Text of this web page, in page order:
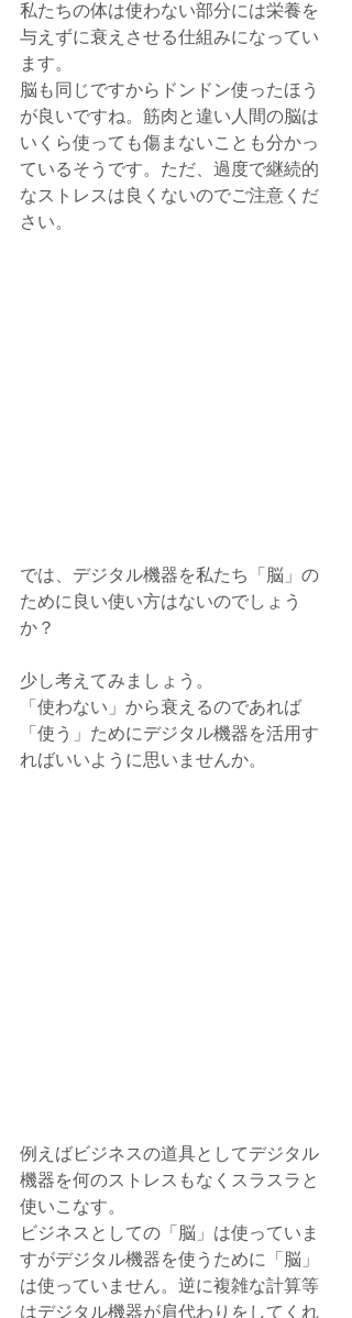
私たちの体は使わない部分には栄養を
与えずに衰えさせる仕組みになってい
ます。
脳も同じですからドンドン使ったほう
が良いですね。筋肉と違い人間の脳は
いくら使っても傷まないことも分かっ
ているそうです。ただ、過度で継続的
なストレスは良くないのでご注意くだ
さい。
では、デジタル機器を私たち「脳」の
ために良い使い方はないのでしょう
か？
少し考えてみましょう。
「使わない」から衰えるのであれば
「使う」ためにデジタル機器を活用す
ればいいように思いませんか。
例えばビジネスの道具としてデジタル
機器を何のストレスもなくスラスラと
使いこなす。
ビジネスとしての「脳」は使っていま
すがデジタル機器を使うために「脳」
は使っていません。逆に複雑な計算等
はデジタル機器が肩代わりをしてくれ